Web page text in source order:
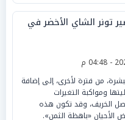
تونر الشاي الأخضر في
من فترة لأخرى، إلى إضافة
ومواكبة التغيرات
الخريف، وقد تكون هذه
الأحيان «باهظة الثمن».